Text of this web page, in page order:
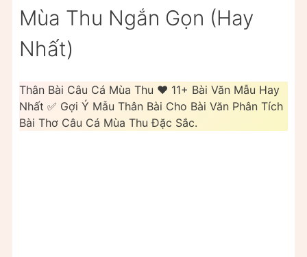
Mùa Thu Ngắn Gọn (Hay
Nhất)
Thân Bài Câu Cá Mùa Thu ❤️ 11+ Bài Văn Mẫu Hay
Nhất ✅ Gợi Ý Mẫu Thân Bài Cho Bài Văn Phân Tích
Bài Thơ Câu Cá Mùa Thu Đặc Sắc.